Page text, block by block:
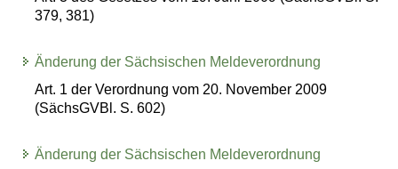
379, 381)
Änderung der Sächsischen Meldeverordnung
Art. 1 der Verordnung vom 20. November 2009
(SächsGVBl. S. 602)
Änderung der Sächsischen Meldeverordnung